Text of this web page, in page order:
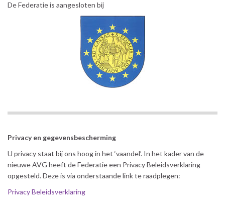
De Federatie is aangesloten bij
Privacy en gegevensbescherming
U privacy staat bij ons hoog in het ‘vaandel’. In het kader van de
nieuwe AVG heeft de Federatie een Privacy Beleidsverklaring
opgesteld. Deze is via onderstaande link te raadplegen:
Privacy Beleidsverklaring